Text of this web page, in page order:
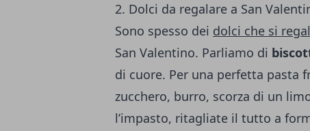
2. Dolci da regalare a San
Sono spesso dei dolci che si
San Valentino. Parliamo di
di cuore. Per una perfetta pasta
zucchero, burro, scorza di un
l’impasto, ritagliate il tutto a